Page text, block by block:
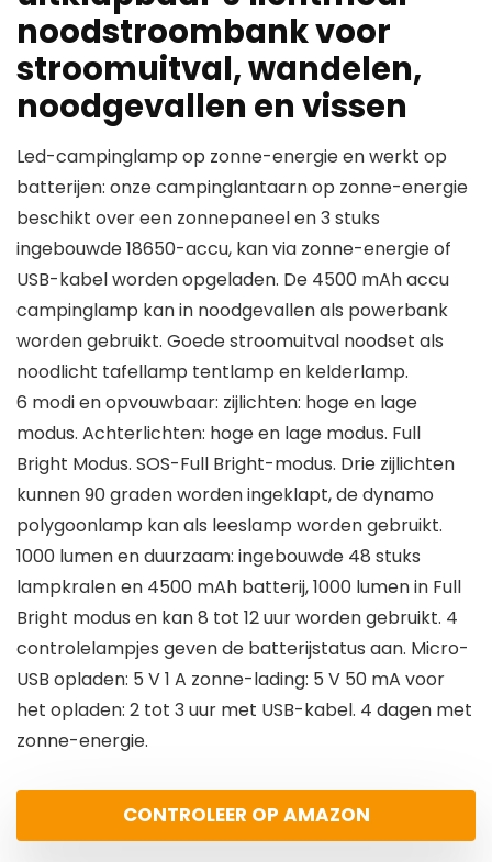
noodstroombank voor
stroomuitval, wandelen,
noodgevallen en vissen
Led-campinglamp op zonne-energie en werkt op
batterijen: onze campinglantaarn op zonne-energie
beschikt over een zonnepaneel en 3 stuks
ingebouwde 18650-accu, kan via zonne-energie of
USB-kabel worden opgeladen. De 4500 mAh accu
campinglamp kan in noodgevallen als powerbank
worden gebruikt. Goede stroomuitval noodset als
noodlicht tafellamp tentlamp en kelderlamp.
6 modi en opvouwbaar: zijlichten: hoge en lage
modus. Achterlichten: hoge en lage modus. Full
Bright Modus. SOS-Full Bright-modus. Drie zijlichten
kunnen 90 graden worden ingeklapt, de dynamo
polygoonlamp kan als leeslamp worden gebruikt.
1000 lumen en duurzaam: ingebouwde 48 stuks
lampkralen en 4500 mAh batterij, 1000 lumen in Full
Bright modus en kan 8 tot 12 uur worden gebruikt. 4
controlelampjes geven de batterijstatus aan. Micro-
USB opladen: 5 V 1 A zonne-lading: 5 V 50 mA voor
het opladen: 2 tot 3 uur met USB-kabel. 4 dagen met
zonne-energie.
CONTROLEER OP AMAZON